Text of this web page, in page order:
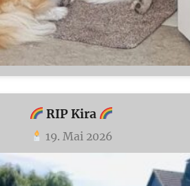
RIP Kira
19. Mai 2026